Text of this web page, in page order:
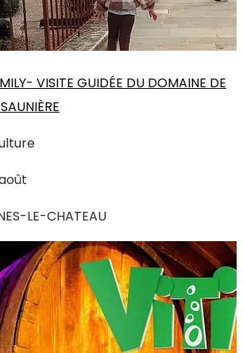
VISITE GUIDÉE DU DOMAINE DE
LE-CHATEAU